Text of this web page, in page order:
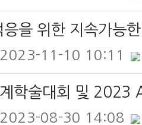
2023-11-10 10:11
2023-08-30 14:08